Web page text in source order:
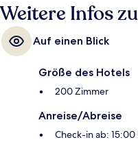
Weitere Infos
Auf einen Blick
Größe des Hotels
200 Zimmer
Anreise/Abreise
Check-in ab: